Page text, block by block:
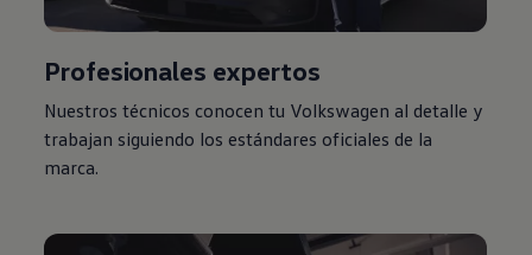
Profesionales expertos
Nuestros técnicos conocen tu Volkswagen al detalle y
trabajan siguiendo los estándares oficiales de la
marca.